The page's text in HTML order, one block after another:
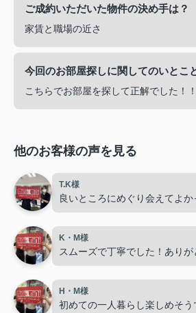
ご成約いただいた物件の決め手は？
家賃と職場の近さ
今回のお部屋探しに関してのいとこ
こちらでお部屋を探して正解でした！！
他のお客様の声を見る
T.K様
良いところにめぐり会えてよか
K・M様
スムーズで丁寧でした！ありが
H・M様
初めての一人暮らし楽しめそう